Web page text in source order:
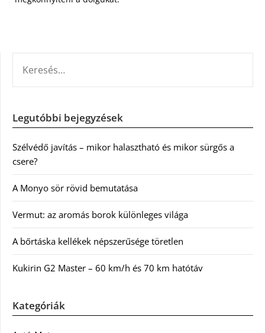
Legutóbbi bejegyzések
Szélvédő javítás – mikor halasztható és mikor sürgős a
csere?
A Monyo sör rövid bemutatása
Vermut: az aromás borok különleges világa
A bőrtáska kellékek népszerűsége töretlen
Kukirin G2 Master – 60 km/h és 70 km hatótáv
Kategóriák